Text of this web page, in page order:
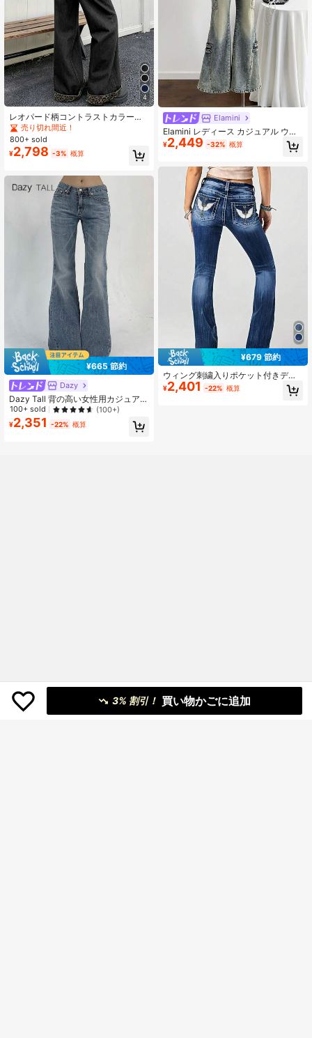
4
レオパード柄コントラストカラーカ
ジュアルデニムポケットジッパーボ
タンクロージャーデイリージーンズ
レディース、オールシーズン秋
売り切れ間近！
800+ sold
¥2,798 -3% 概算
¥665 節約
Dazy
Dazy Tall 背の高い女性用カジュアル
フレアレッグジーンズ ローライズジ
ーンズ フレアパンツ
100+ sold (100+)
¥2,351 -22% 概算
Elamini
Elamini レディース カジュアル ウォ
ッシュ加工 ローウエスト フレアジー
ンズ
¥2,449 -32% 概算
¥679 節約
ウィング刺繍入りポケット付きデニ
ムフレアパンツ カジュアル 秋用 レ
ディース
¥2,401 -22% 概算
3% 割引！ 買い物かごに追加